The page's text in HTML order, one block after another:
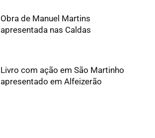
Obra de Manuel Martins
apresentada nas Caldas
Livro com ação em São Martinho
apresentado em Alfeizerão